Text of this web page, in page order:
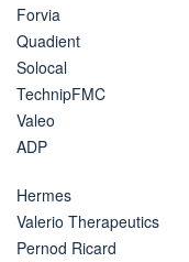
Forvia
Quadient
Solocal
TechnipFMC
Valeo
ADP
Hermes
Valerio Therapeutics
Pernod Ricard